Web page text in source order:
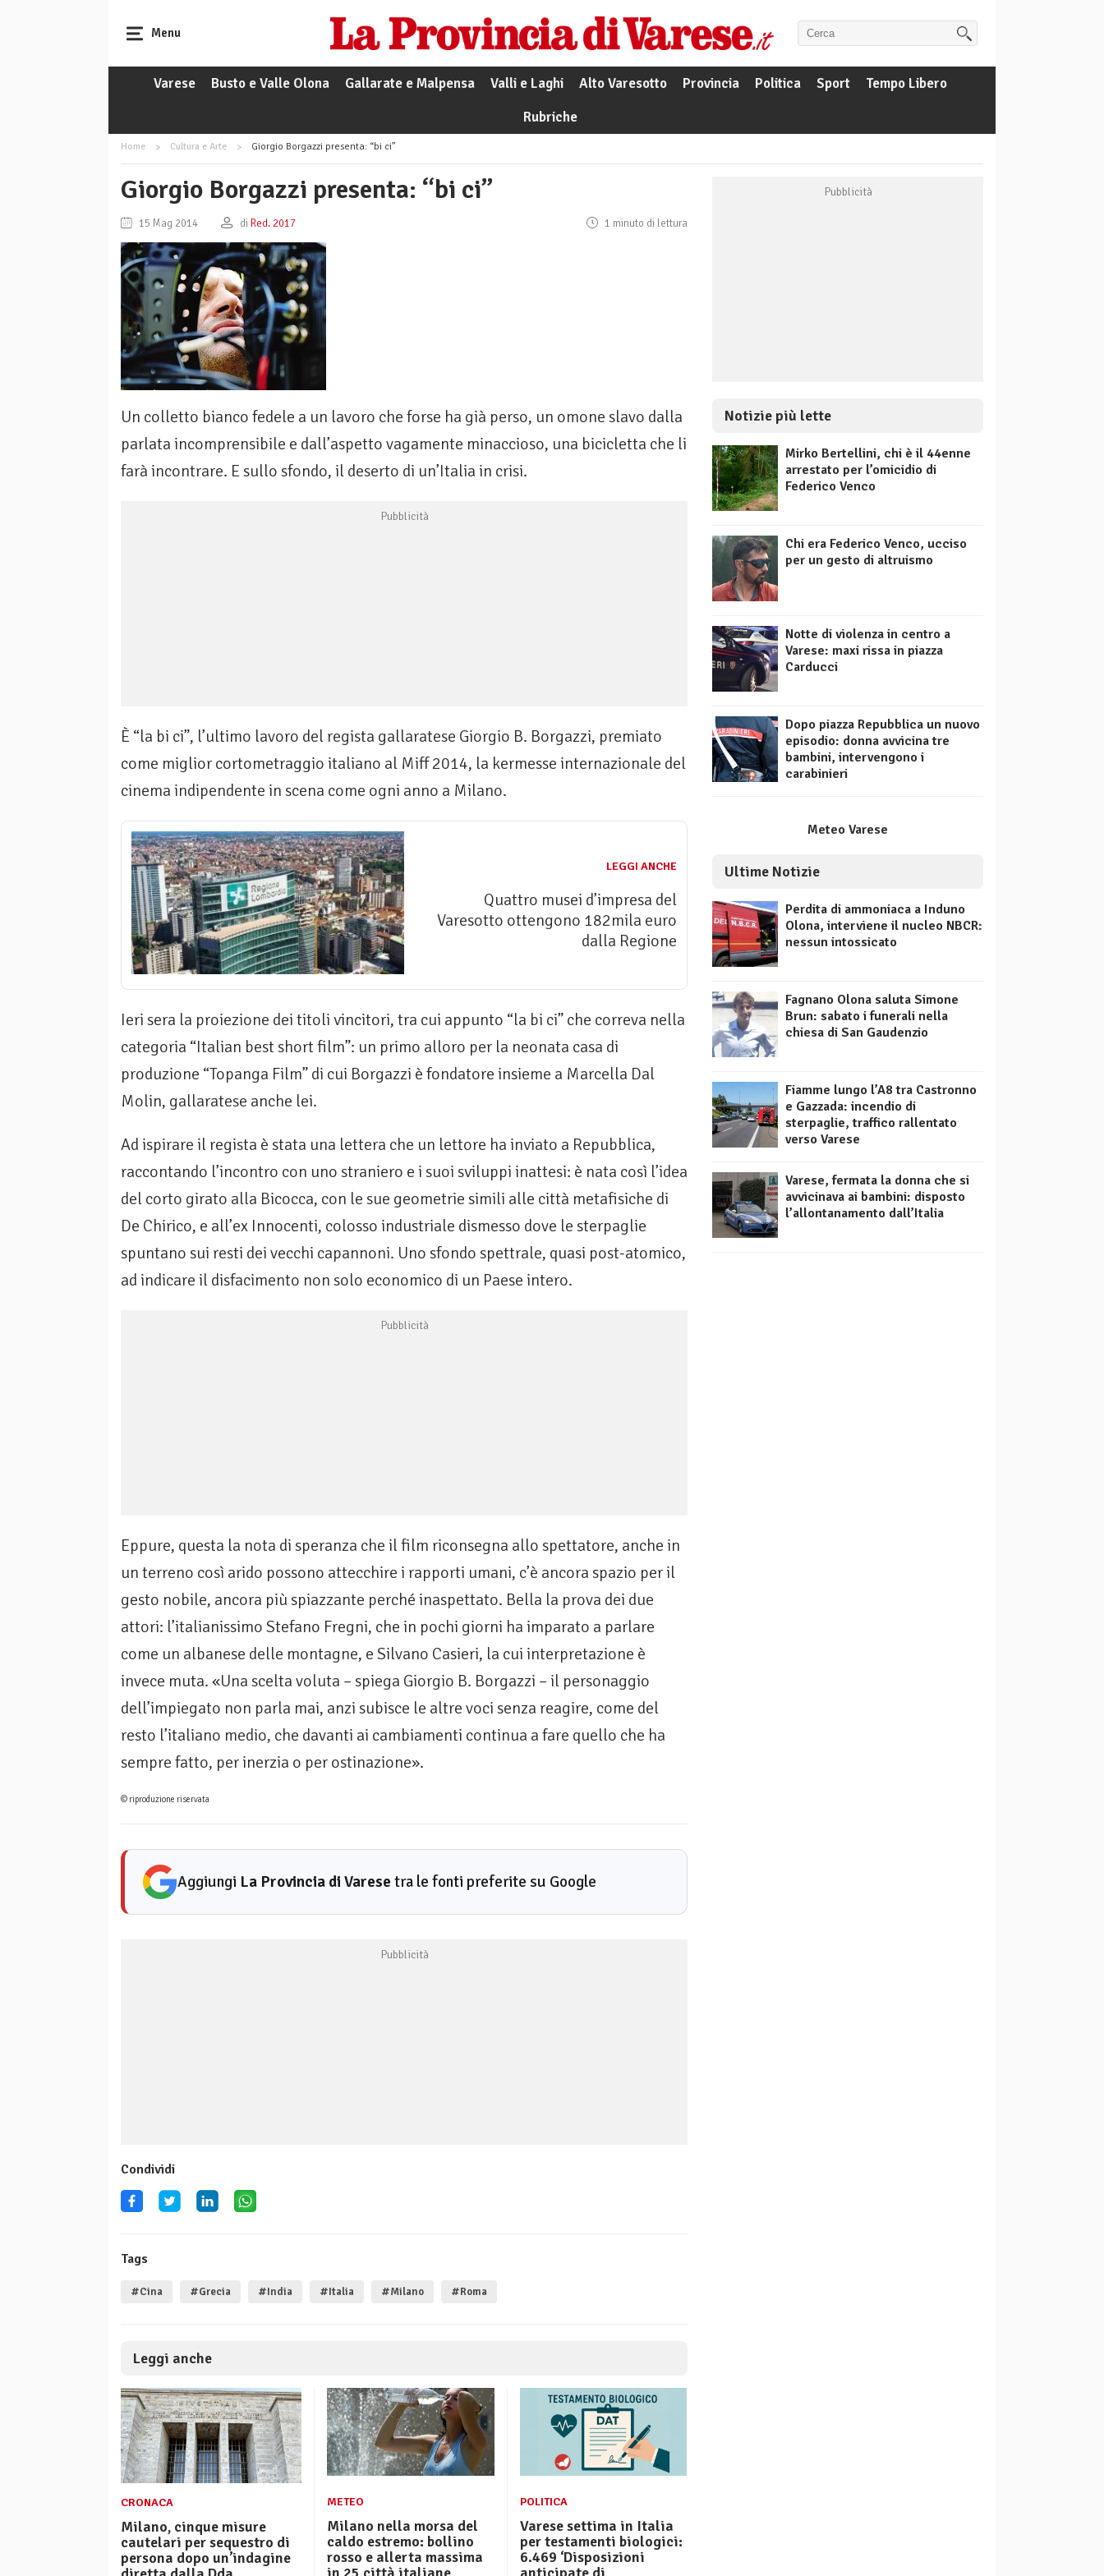
Menu
Varese Busto e Valle Olona Gallarate e Malpensa Valli e Laghi Alto Varesotto Provincia Politica Sport
Tempo Libero
Rubriche
Home Cultura e Arte Giorgio Borgazzi presenta: “bi ci”
Giorgio Borgazzi presenta: “bi ci”
15 Mag 2014 di Red. 2017 1 minuto di lettura
Un colletto bianco fedele a un lavoro che forse ha già perso, un omone slavo dalla
parlata incomprensibile e dall’aspetto vagamente minaccioso, una bicicletta che li
farà incontrare. E sullo sfondo, il deserto di un’Italia in crisi.
È “la bi ci”, l’ultimo lavoro del regista gallaratese Giorgio B. Borgazzi, premiato
come miglior cortometraggio italiano al Miff 2014, la kermesse internazionale del
cinema indipendente in scena come ogni anno a Milano.
LEGGI ANCHE
Quattro musei d’impresa del
Varesotto ottengono 182mila euro
dalla Regione
Ieri sera la proiezione dei titoli vincitori, tra cui appunto “la bi ci” che correva nella
categoria “Italian best short film”: un primo alloro per la neonata casa di
produzione “Topanga Film” di cui Borgazzi è fondatore insieme a Marcella Dal
Molin, gallaratese anche lei.
Ad ispirare il regista è stata una lettera che un lettore ha inviato a Repubblica,
raccontando l’incontro con uno straniero e i suoi sviluppi inattesi: è nata così l’idea
del corto girato alla Bicocca, con le sue geometrie simili alle città metafisiche di
De Chirico, e all’ex Innocenti, colosso industriale dismesso dove le sterpaglie
spuntano sui resti dei vecchi capannoni. Uno sfondo spettrale, quasi post-atomico,
ad indicare il disfacimento non solo economico di un Paese intero.
Eppure, questa la nota di speranza che il film riconsegna allo spettatore, anche in
un terreno così arido possono attecchire i rapporti umani, c’è ancora spazio per il
gesto nobile, ancora più spiazzante perché inaspettato. Bella la prova dei due
attori: l’italianissimo Stefano Fregni, che in pochi giorni ha imparato a parlare
come un albanese delle montagne, e Silvano Casieri, la cui interpretazione è
invece muta. «Una scelta voluta – spiega Giorgio B. Borgazzi – il personaggio
dell’impiegato non parla mai, anzi subisce le altre voci senza reagire, come del
resto l’italiano medio, che davanti ai cambiamenti continua a fare quello che ha
sempre fatto, per inerzia o per ostinazione».
© riproduzione riservata
Aggiungi La Provincia di Varese tra le fonti preferite su Google
Condividi
Tags
#Cina #Grecia #India #Italia #Milano #Roma
Leggi anche
CRONACA
Milano, cinque misure
cautelari per sequestro di
persona dopo un’indagine
METEO
Milano nella morsa del
caldo estremo: bollino
rosso e allerta massima
POLITICA
Varese settima in Italia
per testamenti biologici:
6.469 ‘Disposizioni
Notizie più lette
Mirko Bertellini, chi è il 44enne
arrestato per l’omicidio di
Federico Venco
Chi era Federico Venco, ucciso
per un gesto di altruismo
Notte di violenza in centro a
Varese: maxi rissa in piazza
Carducci
Dopo piazza Repubblica un nuovo
episodio: donna avvicina tre
bambini, intervengono i
carabinieri
Meteo Varese
Ultime Notizie
Perdita di ammoniaca a Induno
Olona, interviene il nucleo NBCR:
nessun intossicato
Fagnano Olona saluta Simone
Brun: sabato i funerali nella
chiesa di San Gaudenzio
Fiamme lungo l’A8 tra Castronno
e Gazzada: incendio di
sterpaglie, traffico rallentato
verso Varese
Varese, fermata la donna che si
avvicinava ai bambini: disposto
l’allontanamento dall’Italia